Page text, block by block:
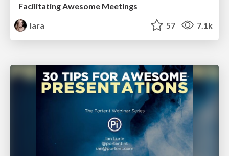
Facilitating Awesome Meetings
lara
57 7.1k